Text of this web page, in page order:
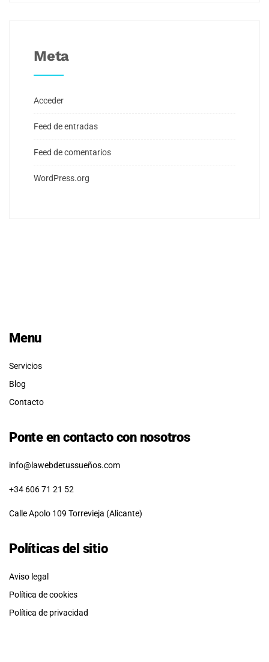
Meta
Acceder
Feed de entradas
Feed de comentarios
WordPress.org
Menu
Servicios
Blog
Contacto
Ponte en contacto con nosotros
info@lawebdetussueños.com
+34 606 71 21 52
Calle Apolo 109 Torrevieja (Alicante)
Políticas del sitio
Aviso legal
Política de cookies
Política de privacidad